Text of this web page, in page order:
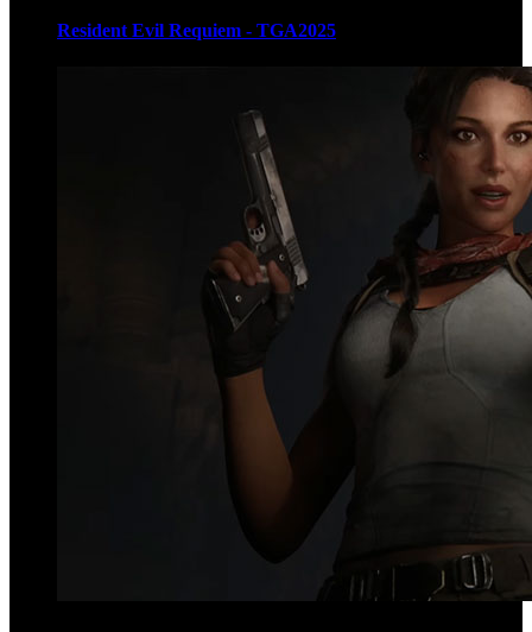
Resident Evil Requiem - TGA2025